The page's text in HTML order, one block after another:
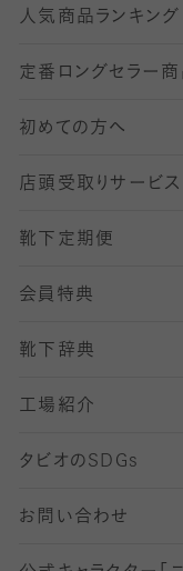
211デニールタ
6 分丈レギンス
7 分丈 レギンス
8分丈 レギンス
10分丈 レギンス
12分丈レギンス
13分丈レギンス
オールスルース
冠婚葬祭向けソ
スーツカジュア
ロングホーズ
ゴルフソックス・
サッカー・フット
ヨガソックス・靴
スポーツ用レッ
SSサイズ（21～
Sサイズ（22～
Mサイズ（25～
Lサイズ（27～
インナーソックス
加圧・着圧ソッ
冷えとり靴下
着圧・加圧タイツ
むくみ対策
足の疲れ対策
足の臭い対策
冷え対策
靴ずれ対策
快適な睡眠対策
人気商品ランキング
定番ロングセラー商
初めての方へ
店頭受取りサービス
靴下定期便
会員特典
靴下辞典
工場紹介
タビオのSDGs
お問い合わせ